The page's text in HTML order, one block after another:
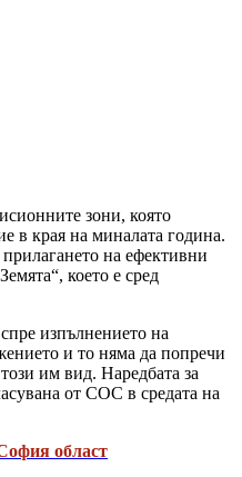
зони, която
в края на миналата година.
на ефективни
което е сред
изпълнението на
и то няма да попречи
им вид. Наредбата за
от СОС в средата на
област